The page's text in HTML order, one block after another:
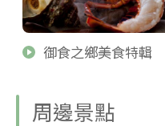
御食之鄉美食特輯
周邊景點